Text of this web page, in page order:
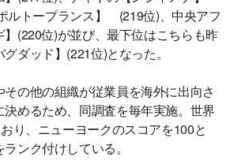
ルトープランス】 (219位)、中央アフ
】(220位)が並び、最下位はこちらも昨
ダッド】(221位)となった。
の他の組織が従業員を海外に出向さ
めるため、同調査を毎年実施。世界
り、ニューヨークのスコアを100と
ンク付けしている。